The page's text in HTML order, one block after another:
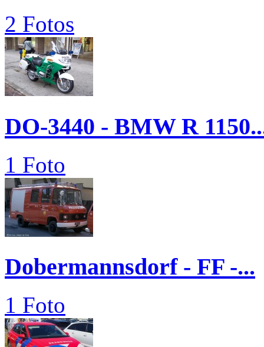
2 Fotos
DO-3440 - BMW R
1 Foto
Dobermannsdorf - FF -...
1 Foto